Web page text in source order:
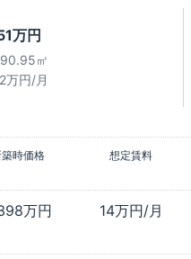
万円
㎡
万円/月
時価格 想定賃料
万円 14万円/月